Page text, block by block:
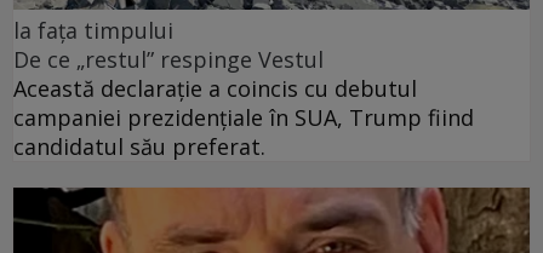
la fața timpului
De ce „restul” respinge Vestul
Această declarație a coincis cu debutul
campaniei prezidențiale în SUA, Trump fiind
candidatul său preferat.